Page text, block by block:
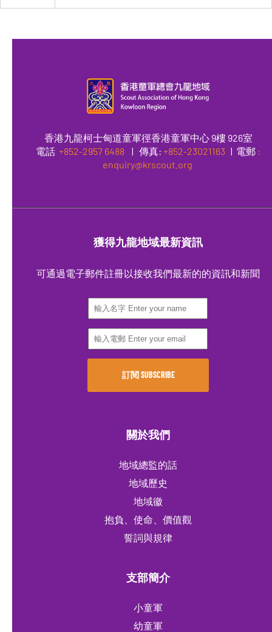
香港九龍柯士甸道童軍徑香港童軍中心 9樓 926室
電話 +852-2957 6488 | 傳真: +852-23021163 | 電郵 :
enquiry@krscout.org
獲得九龍地域最新資訊
可通過電子郵件註冊以接收我們最新的的資訊和新聞
關於我們
地域總監的話
地域歷史
地域徽
抱負、使命、價值觀
誓詞與規律
支部簡介
小童軍
幼童軍